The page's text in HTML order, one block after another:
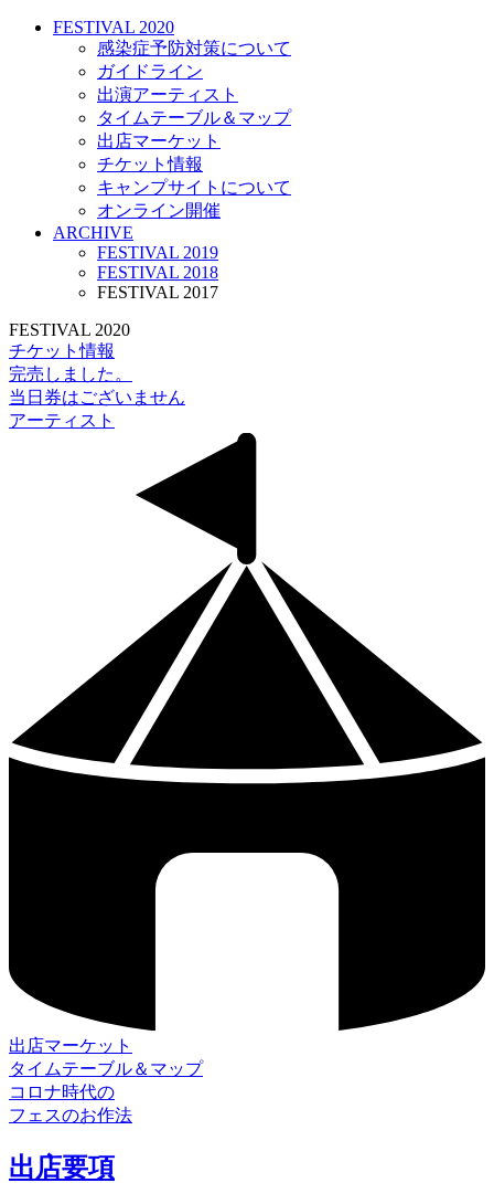
FESTIVAL 2020
感染症予防対策について
ガイドライン
出演アーティスト
タイムテーブル＆マップ
出店マーケット
チケット情報
キャンプサイトについて
オンライン開催
ARCHIVE
FESTIVAL 2019
FESTIVAL 2018
FESTIVAL 2017
FESTIVAL 2020
チケット情報
完売しました。
当日券はございません
アーティスト
出店マーケット
タイムテーブル＆マップ
コロナ時代の
フェスのお作法
出店要項